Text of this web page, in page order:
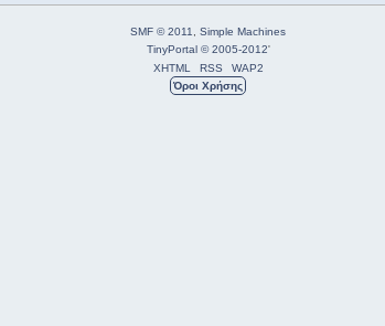
SMF © 2011, Simple Machines
TinyPortal © 2005-2012'
XHTML
RSS
WAP2
Όροι Χρήσης